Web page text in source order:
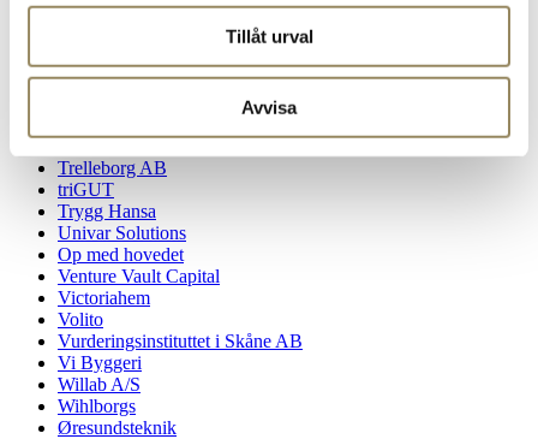
Tillåt urval
Avvisa
Sydsvenskan
System Verification Sverige AB
Trelleborg AB
triGUT
Trygg Hansa
Univar Solutions
Op med hovedet
Venture Vault Capital
Victoriahem
Volito
Vurderingsinstituttet i Skåne AB
Vi Byggeri
Willab A/S
Wihlborgs
Øresundsteknik